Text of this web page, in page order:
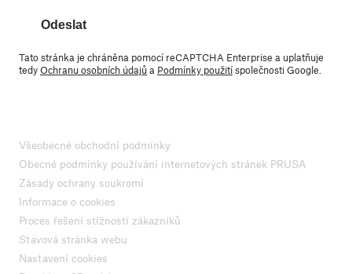
Odeslat
Tato stránka je chráněna pomocí reCAPTCHA Enterprise a uplatňuje
tedyOchranu osobních údajůa Podmínky použitíspolečnosti Google.
Všeobecné obchodní podmínky
Obecné podmínky používání internetových stránek PRUSA
Zásady ochrany soukromí
Informace o cookies
Proces řešení stížností zákazníků
Stavová stránka webu
Nastavení cookies